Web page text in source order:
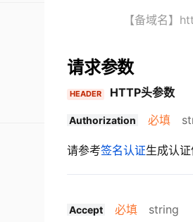
【备域名】https://
请求参数
HEADER HTTP头参数
Authorization 必填
请参考签名认证生成认
Accept 必填 string